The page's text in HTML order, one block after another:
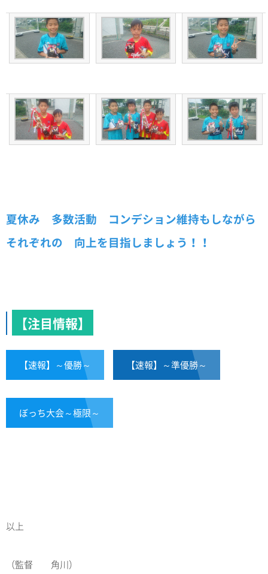
夏休み 多数活動 コンデション維持もしながら
それぞれの 向上を目指しましょう！！
【注目情報】
【速報】～優勝～ 【速報】～準優勝～
ぼっち大会～極限～
以上
（監督 角川）